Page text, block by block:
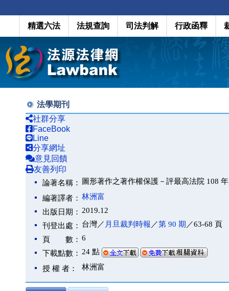
精選六法 法規查詢 司法判解 行政函釋
法學期刊
社群分享
FaceBook
Line
分享網址
意見回饋
友善列印
論著名稱： 圖形著作之著作權保護－評最高法院 108
編著譯者： 林洲富
出版日期： 2019.12
刊登出處： 台灣／ 月旦裁判時報 ／第 90 期 ／63-68 頁
頁 數： 6
下載點數： 24 點
授 權 者： 林洲富